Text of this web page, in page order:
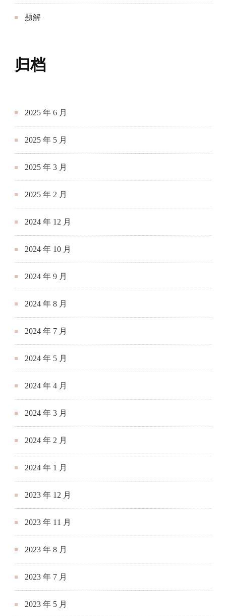
题解
归档
2025 年 6 月
2025 年 5 月
2025 年 3 月
2025 年 2 月
2024 年 12 月
2024 年 10 月
2024 年 9 月
2024 年 8 月
2024 年 7 月
2024 年 5 月
2024 年 4 月
2024 年 3 月
2024 年 2 月
2024 年 1 月
2023 年 12 月
2023 年 11 月
2023 年 8 月
2023 年 7 月
2023 年 5 月